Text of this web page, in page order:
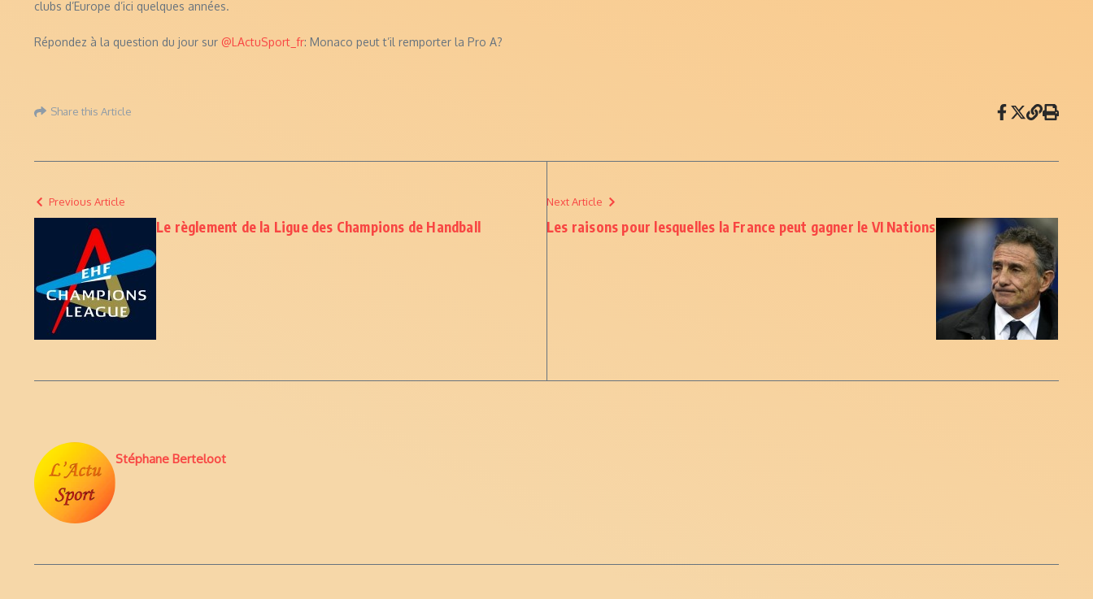
clubs d’Europe d’ici quelques années.
Répondez à la question du jour sur @LActuSport_fr: Monaco peut t’il remporter la Pro A?
Share this Article
Previous Article
Le règlement de la Ligue des Champions de Handball
Next Article
Les raisons pour lesquelles la France peut gagner le VI Nations
Stéphane Berteloot